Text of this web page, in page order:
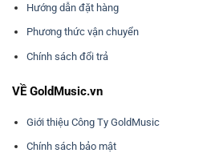
Hướng dẫn đặt hàng
Phương thức vận chuyển
Chính sách đổi trả
VỀ GoldMusic.vn
Giới thiệu Công Ty GoldMusic
Chính sách bảo mật